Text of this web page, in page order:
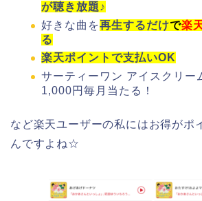
が聴き放題♪
好きな曲を再生するだけで楽
る
楽天ポイントで支払いOK
サーティーワン アイスクリー
1,000円毎月当たる！
など楽天ユーザーの私にはお得がポ
んですよね☆